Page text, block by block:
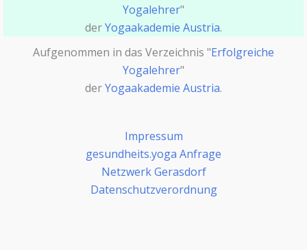
Yogalehrer"
derYogaakademie Austria.
Aufgenommen in das Verzeichnis "Erfolgreiche
Yogalehrer"
derYogaakademie Austria.
Impressum
gesundheits.yoga Anfrage
Netzwerk Gerasdorf
Datenschutzverordnung